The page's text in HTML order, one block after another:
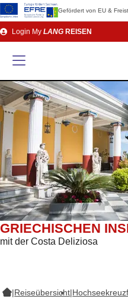
Gefördert von EU &
Direkt
zum
Login My LANG REISEN
GRIECHISCHEN
mit der Costa Deliziosa
|Reiseübersicht|